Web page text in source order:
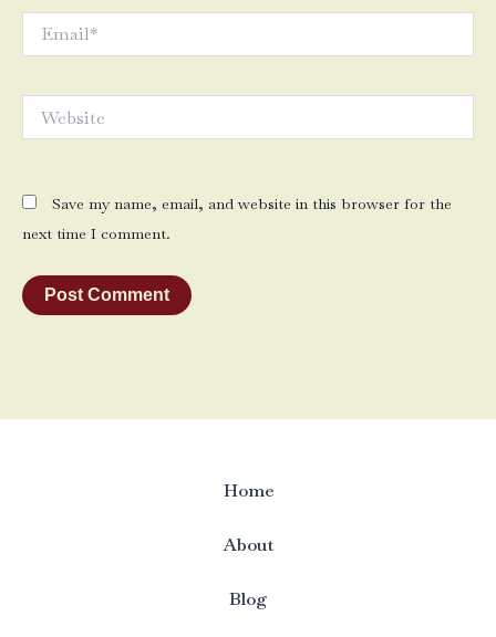
Save my name, email, and website in this browser for the
next time I comment.
Home
About
Blog